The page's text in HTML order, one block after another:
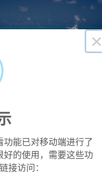
curriculum
课程 总课程
×
能已对移动端进行了
的使用，需要这些功
接访问：